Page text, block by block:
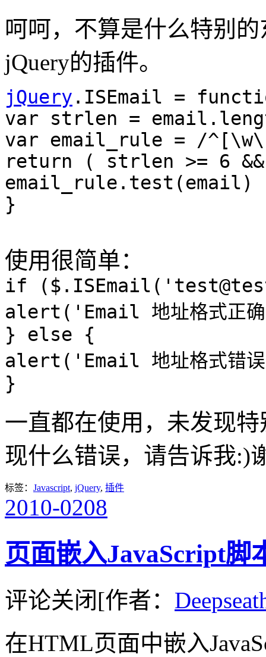
呵呵，不算是什么特别
jQuery的插件。
jQuery .ISEmail =
var strlen =
var email_rule = /
return ( strlen >= 6
}
使用很简单：
if
alert('Email 地址格式正
} else {
alert('Email 地址格式错
}
一直都在使用，未发现
现什么错误，请告诉我:)
标签： Javascript, jQuery, 插件
2010-0208
页面嵌入JavaScript脚
评论关闭[作者：
在HTML页面中嵌入